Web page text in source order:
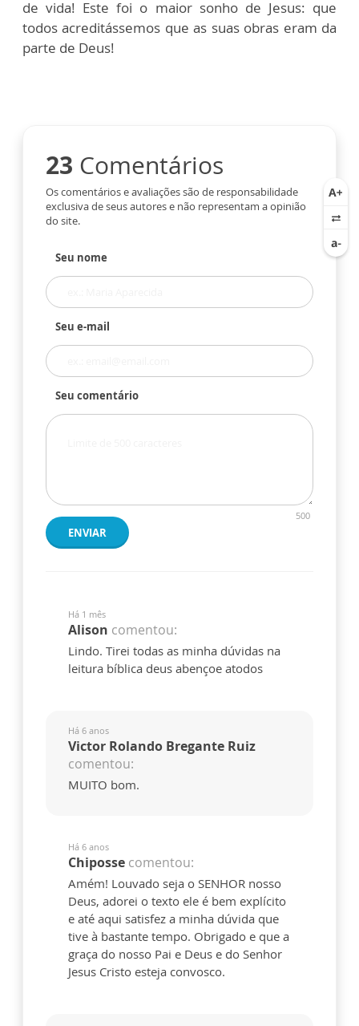
de vida! Este foi o maior sonho de Jesus: que
todos acreditássemos que as suas obras eram da
parte de Deus!
23 Comentários
Os comentários e avaliações são de responsabilidade
exclusiva de seus autores e não representam a opinião
do site.
Seu nome
Seu e-mail
Seu comentário
500
ENVIAR
Há 1 mês
Alison comentou:
Lindo. Tirei todas as minha dúvidas na
leitura bíblica deus abençoe atodos
Há 6 anos
Victor Rolando Bregante Ruiz
comentou:
MUITO bom.
Há 6 anos
Chiposse comentou:
Amém! Louvado seja o SENHOR nosso
Deus, adorei o texto ele é bem explícito
e até aqui satisfez a minha dúvida que
tive à bastante tempo. Obrigado e que a
graça do nosso Pai e Deus e do Senhor
Jesus Cristo esteja convosco.